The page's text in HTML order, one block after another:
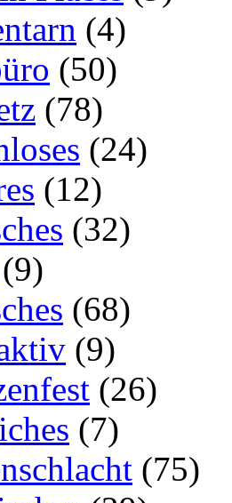
(4)
(50)
(78)
(24)
(12)
(32)
(9)
(68)
(9)
(26)
(7)
(75)